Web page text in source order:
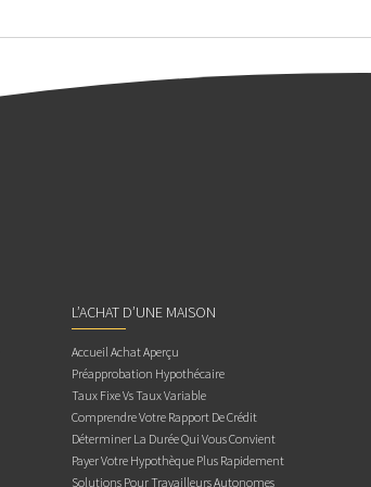
L’ACHAT D’UNE MAISON
Accueil Achat Aperçu
Préapprobation Hypothécaire
Taux Fixe Vs Taux Variable
Comprendre Votre Rapport De Crédit
Déterminer La Durée Qui Vous Convient
Payer Votre Hypothèque Plus Rapidement
Solutions Pour Travailleurs Autonomes